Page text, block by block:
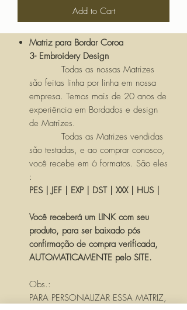
Add to Cart
Matriz para Bordar Coroa
3- Embroidery Design
Todas as nossas Matrizes
são feitas linha por linha em nossa
empresa. Temos mais de 20 anos de
experiência em Bordados e design
de Matrizes.
Todas as Matrizes vendidas
são testadas, e ao comprar conosco,
você recebe em 6 formatos. São eles
:
PES | JEF | EXP | DST | XXX | HUS |
Você receberá um LINK com seu
produto, para ser baixado pós
confirmação de compra verificada,
AUTOMATICAMENTE pelo SITE.
Obs.:
PARA PERSONALIZAR ESSA MATRIZ,